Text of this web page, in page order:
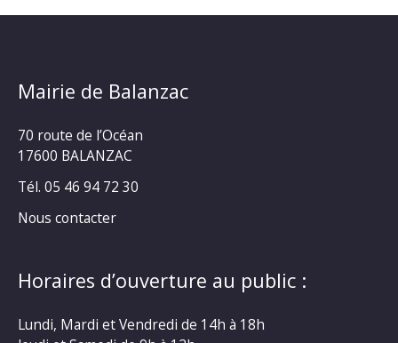
Mairie de Balanzac
70 route de l’Océan
17600 BALANZAC
Tél. 05 46 94 72 30
Nous contacter
Horaires d’ouverture au public :
Lundi, Mardi et Vendredi de 14h à 18h